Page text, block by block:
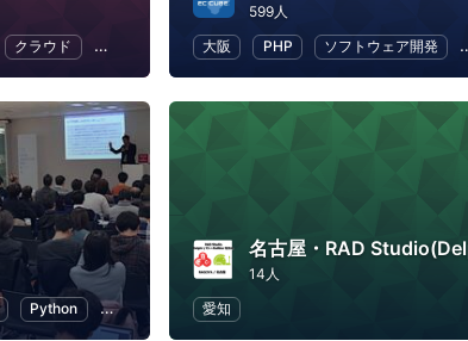
クラウド 地域経済と地域社会 DX
599人
大阪
PHP ソフトウェア開発
Python 人工知能 機械学習
14人
愛知